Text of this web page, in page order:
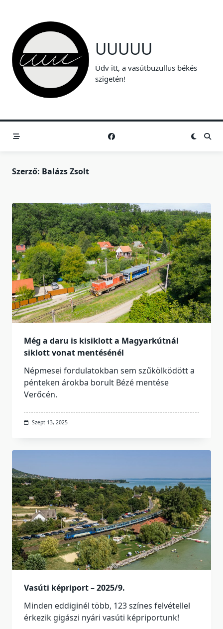
content
UUUUU
Üdv itt, a vasútbuzullus békés
szigetén!
Szerző: Balázs Zsolt
Még a daru is kisiklott a Magyarkútnál
siklott vonat mentésénél
Népmesei fordulatokban sem szűkölködött a
pénteken árokba borult Bézé mentése
Verőcén.
Szept 13, 2025
Vasúti képriport – 2025/9.
Minden eddiginél több, 123 színes felvétellel
érkezik gigászi nyári vasúti képriportunk!